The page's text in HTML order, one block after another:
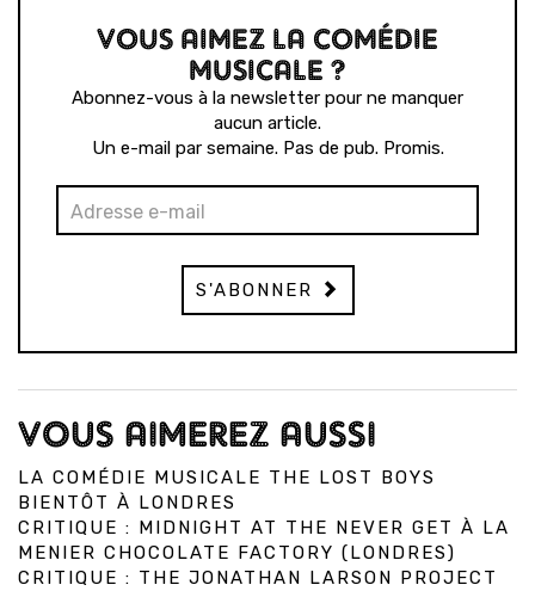
VOUS AIMEZ LA COMÉDIE
MUSICALE ?
Abonnez-vous à la newsletter pour ne manquer
aucun article.
Un e-mail par semaine. Pas de pub. Promis.
S'ABONNER
VOUS AIMEREZ AUSSI
LA COMÉDIE MUSICALE THE LOST BOYS
BIENTÔT À LONDRES
CRITIQUE : MIDNIGHT AT THE NEVER GET À LA
MENIER CHOCOLATE FACTORY (LONDRES)
CRITIQUE : THE JONATHAN LARSON PROJECT